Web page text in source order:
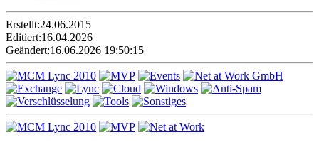
Erstellt:24.06.2015
Editiert:16.04.2026
Geändert:16.06.2026 19:50:15